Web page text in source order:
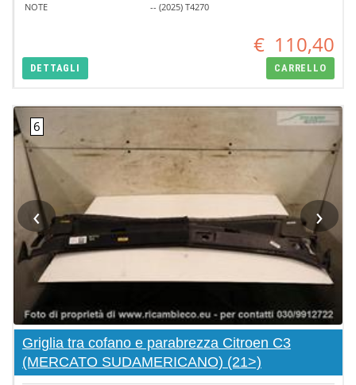
NOTE
-- (2025) T4270
€ 110,40
DETTAGLI CARRELLO
‹ ›
Griglia tra cofano e parabrezza Citroen C3
(MERCATO SUDAMERICANO) (21>)